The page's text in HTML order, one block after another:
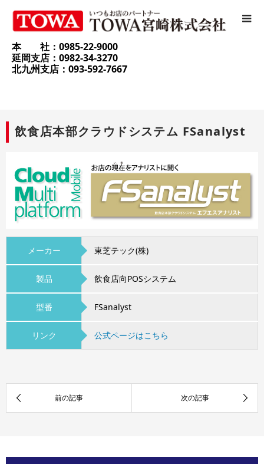
本 社：0985-22-9000
延岡支店：0982-34-3270
北九州支店：093-592-7667
飲食店本部クラウドシステム FSanalyst
メーカー 東芝テック(株)
製品 飲食店向POSシステム
型番 FSanalyst
リンク 公式ページはこちら